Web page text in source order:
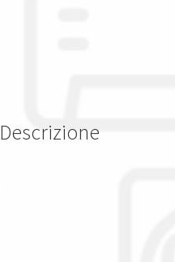
quantità
Descrizione